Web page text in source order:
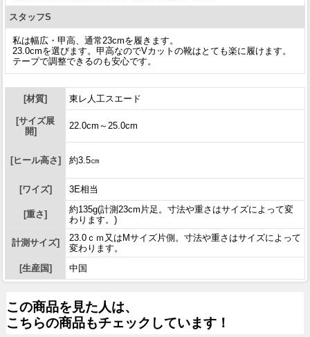
スタッフS
私は幅広・甲高、通常23cmを履きます。
23.0cmを選びます。甲高なのでVカットの靴はとても楽に履けます。
テープで調整できるのも安心です。
[材質] 東レ人工スエード
[サイズ展
開]
22.0cm～25.0cm
[ヒール高さ] 約3.5㎝
[ワイズ] 3E相当
[重さ]
約135g(計測23cm片足。寸法や重さはサイズによって変
わります。)
計測サイズ]
23.0ｃｍ又はMサイズ片側。寸法や重さはサイズによって
変わります。
[生産国]
中国
この商品を見た人は、
こちらの商品もチェックしています！